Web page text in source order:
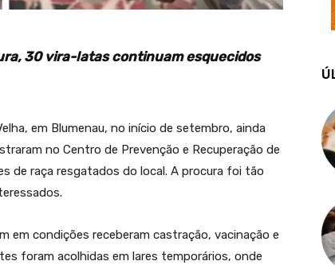
30 vira-latas continuam esquecidos
em Blumenau, no início de setembro, ainda
no Centro de Prevenção e Recuperação de
de raça resgatados do local. A procura foi tão
em condições receberam castração, vacinação e
foram acolhidas em lares temporários, onde